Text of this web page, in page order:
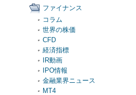
ファイナンス
コラム
世界の株価
CFD
経済指標
IR動画
IPO情報
金融業界ニュース
MT4